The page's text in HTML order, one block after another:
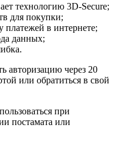
технологию 3D-Secure;
для покупки;
платежей в интернете;
данных;
авторизацию через 20
или обратиться в свой
при
постамата или